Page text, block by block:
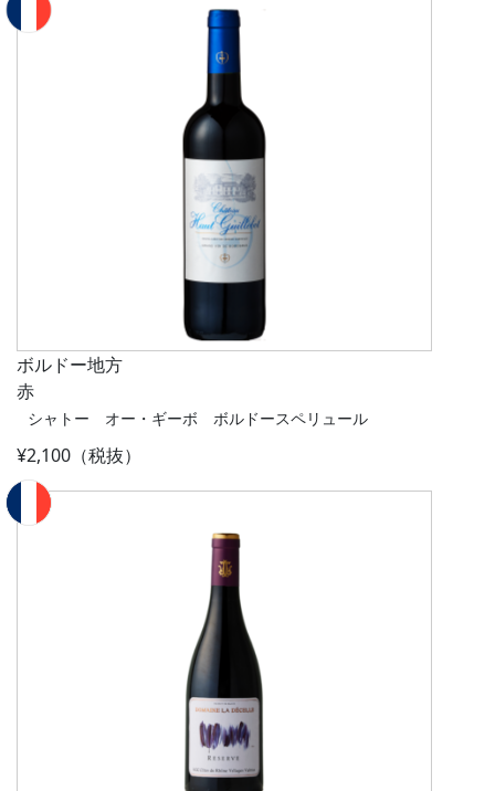
ボルドー地方
赤
シャトー オー・ギーボ ボルドースペリュール
¥2,100（税抜）